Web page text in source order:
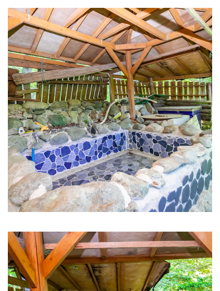
姫路市の内科 もりたファミリークリニック
住所:兵庫県姫路市北条宮の町２２１ マップで見る
にしあんクリニック内科外科
住所:兵庫県姫路市亀井町１６ マップで見る
井上内科医院
住所:兵庫県姫路市博労町７７ マップで見る
松島クリニック
住所:兵庫県姫路市岩端町 マップで見る
おがさ内科
住所:兵庫県姫路市飾磨区加茂南８２４−１４ マップで見る
南駅前町 内科 胃腸内科 水野クリニック
住所:兵庫県姫路市南駅前町５９ マップで見る
さわだ内科・呼吸器クリニック
住所:兵庫県姫路市日出町３丁目３８−１ マップで見る
住所:兵庫県姫路市西今宿２丁目９−５０ マップで見る
医療法人藤森医療財団 小国病院
住所:兵庫県姫路市南条２丁目２３ マップで見る
やはた歯科
住所:兵庫県姫路市勝原区大谷８−１ マップで見る